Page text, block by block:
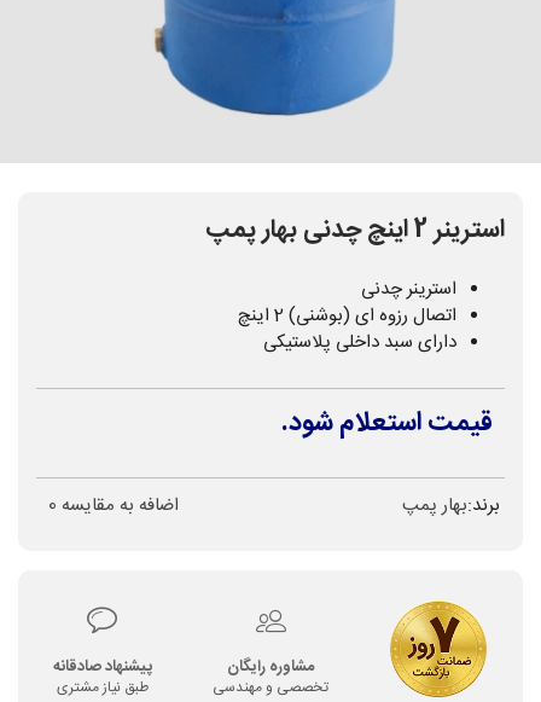
استرینر 2 اینچ چدنی بهار پمپ
استرینر چدنی
اتصال رزوه ای (بوشنی) 2 اینچ
دارای سبد داخلی پلاستیکی
قیمت استعلام شود.
برند:بهار پمپ اضافه به مقایسه 0
مشاوره رایگان
تخصصی و مهندسی
پیشنهاد صادقانه
طبق نیاز مشتری